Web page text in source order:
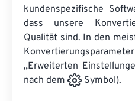
kundenspezifische
dass unsere
Qualität sind. In den
„Erweiterten
nach dem
Symbol).